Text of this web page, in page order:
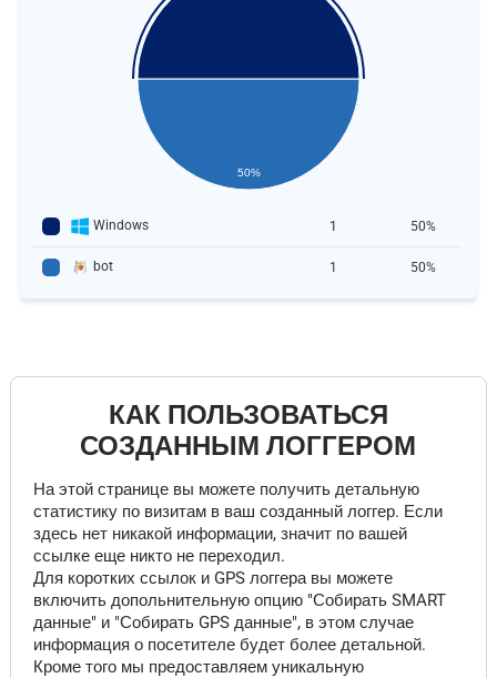
50%
Windows 1 50%
bot 1 50%
КАК ПОЛЬЗОВАТЬСЯ
СОЗДАННЫМ ЛОГГЕРОМ
На этой странице вы можете получить детальную
статистику по визитам в ваш созданный логгер. Если
здесь нет никакой информации, значит по вашей
ссылке еще никто не переходил.
Для коротких ссылок и GPS логгера вы можете
включить допольнительную опцию "Собирать SMART
данные" и "Собирать GPS данные", в этом случае
информация о посетителе будет более детальной.
Кроме того мы предоставляем уникальную